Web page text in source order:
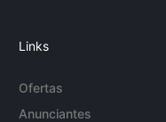
Links
Ofertas
Anunciantes